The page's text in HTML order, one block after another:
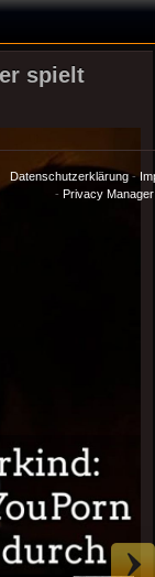
spielt
Datenschutzerklärung-
-Privacy Manager